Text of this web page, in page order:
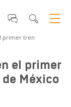
primer tren
el primer
México